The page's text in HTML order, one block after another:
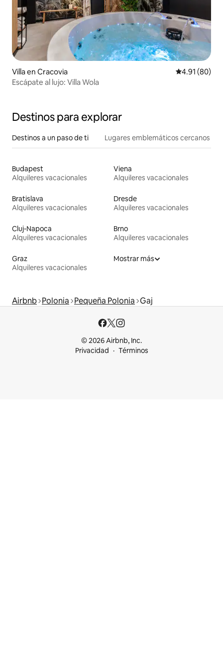
Villa en Cracovia Calificación
4.91 (80)
Escápate al lujo: Villa Wola
Destinos para explorar
Destinos a un paso de ti Lugares emblemáticos cercanos
Budapest
Alquileres vacacionales
Viena
Alquileres vacacionales
Bratislava
Alquileres vacacionales
Dresde
Alquileres vacacionales
Cluj-Napoca
Alquileres vacacionales
Brno
Alquileres vacacionales
Graz
Alquileres vacacionales
Mostrar más
Airbnb Polonia Pequeña Polonia Gaj
© 2026 Airbnb, Inc.
Privacidad
Términos